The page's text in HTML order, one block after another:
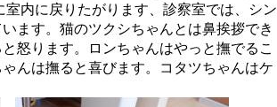
内に戻りたがります、診察室では、シン
ます。猫のツクシちゃんとは鼻挨拶でき
怒ります。ロンちゃんはやっと撫でるこ
んは撫ると喜びます。コタツちゃんはケ